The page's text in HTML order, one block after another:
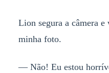
Lion segura a câmera
minha foto.
— Não! Eu estou